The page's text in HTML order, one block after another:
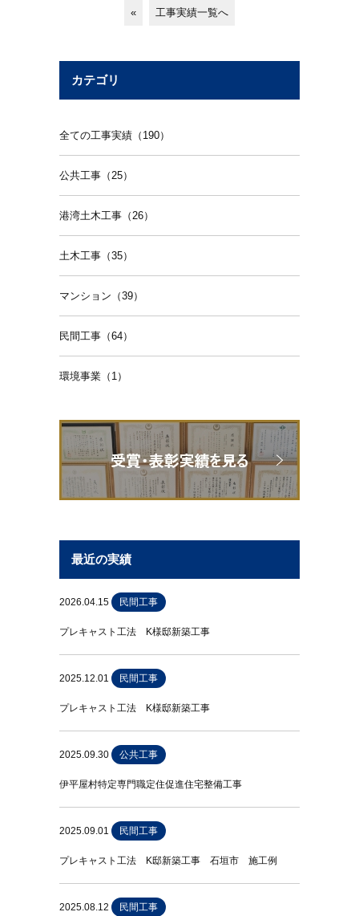
« 工事実績一覧へ
カテゴリ
全ての工事実績（190）
公共工事（25）
港湾土木工事（26）
土木工事（35）
マンション（39）
民間工事（64）
環境事業（1）
最近の実績
2026.04.15 民間工事
プレキャスト工法 K様邸新築工事
2025.12.01 民間工事
プレキャスト工法 K様邸新築工事
2025.09.30 公共工事
伊平屋村特定専門職定住促進住宅整備工事
2025.09.01 民間工事
プレキャスト工法 K邸新築工事 石垣市 施工例
2025.08.12 民間工事